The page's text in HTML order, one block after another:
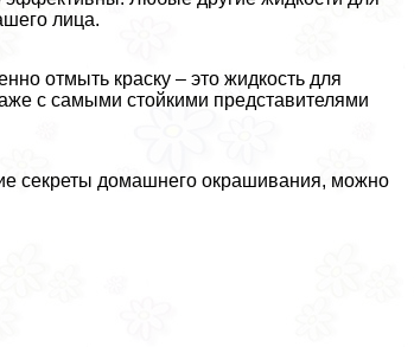
лица.
отмыть краску – это жидкость для
с самыми стойкими представителями
секреты домашнего окрашивания, можно